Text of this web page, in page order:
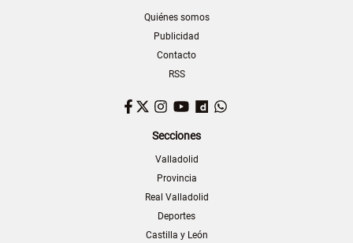
Quiénes somos
Publicidad
Contacto
RSS
Facebook
TwitterInstagram
YouTubeDailymotion
Secciones
Valladolid
Provincia
Real Valladolid
Deportes
Castilla y León